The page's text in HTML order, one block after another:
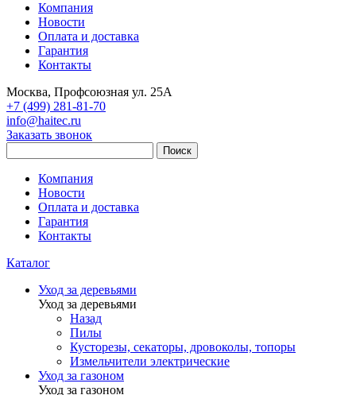
Компания
Новости
Оплата и доставка
Гарантия
Контакты
Москва, Профсоюзная ул. 25А
+7 (499) 281-81-70
info@haitec.ru
Заказать звонок
Поиск
Компания
Новости
Оплата и доставка
Гарантия
Контакты
Каталог
Уход за деревьями
Уход за деревьями
Назад
Пилы
Кусторезы, секаторы, дровоколы, топоры
Измельчители электрические
Уход за газоном
Уход за газоном